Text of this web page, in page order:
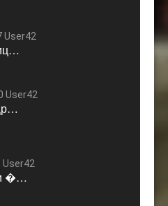
User42
User42
User42
�…